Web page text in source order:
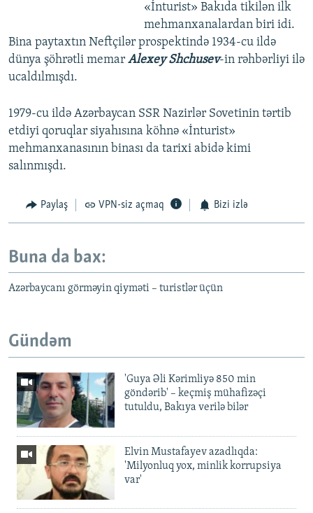
«İnturist» Bakıda tikilən ilk
mehmanxanalardan biri idi.
Bina paytaxtın Neftçilər prospektində 1934-cu ildə
dünya şöhrətli memar Alexey Shchusev-in rəhbərliyi ilə
ucaldılmışdı.
1979-cu ildə Azərbaycan SSR Nazirlər Sovetinin tərtib
etdiyi qoruqlar siyahısına köhnə «İnturist»
mehmanxanasının binası da tarixi abidə kimi
salınmışdı.
Paylaş VPN-siz açmaq Bizi izlə
Buna da bax:
Azərbaycanı görməyin qiyməti – turistlər üçün
Gündəm
'Guya Əli Kərimliyə 850 min
göndərib' – keçmiş mühafizəçi
tutuldu, Bakıya verilə bilər
Elvin Mustafayev azadlıqda:
'Milyonluq yox, minlik korrupsiya
var'